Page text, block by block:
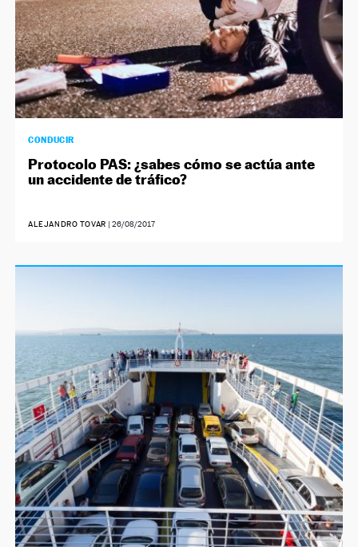
CONDUCIR
Protocolo PAS: ¿sabes cómo se actúa ante
un accidente de tráfico?
ALEJANDRO TOVAR |26/08/2017